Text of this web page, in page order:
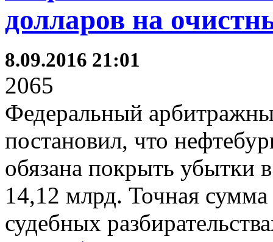
долларов на
8.09.2016 21:01
2065
Федеральный
постановил, что
обязана покрыть убытки
14,12 млрд. Точная
судебных